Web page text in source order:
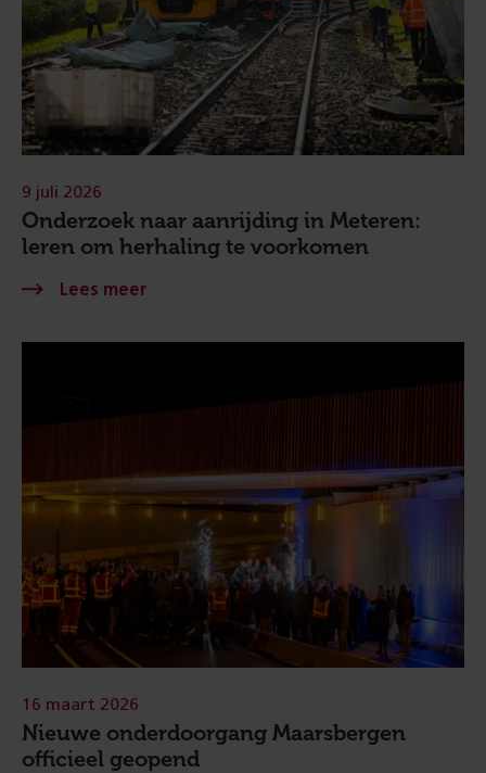
Onderzoek naar aanrijding in Meteren:
leren om herhaling te voorkomen
9 juli 2026
Nieuwe onderdoorgang Maarsbergen
officieel geopend
16 maart 2026